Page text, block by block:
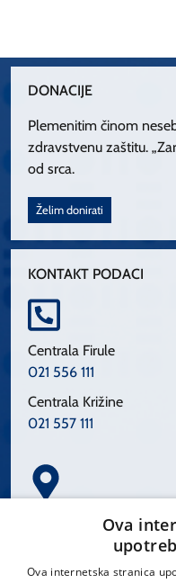
DONACIJE
Plemenitim činom
zdravstvenu zaštitu.
od srca.
Želim donirati
KONTAKT PODACI
Centrala Firule
021 556 111
Centrala Križine
021 557 111
Spinčićeva 1, 21000 Split
Ova
Ova internetska stranica